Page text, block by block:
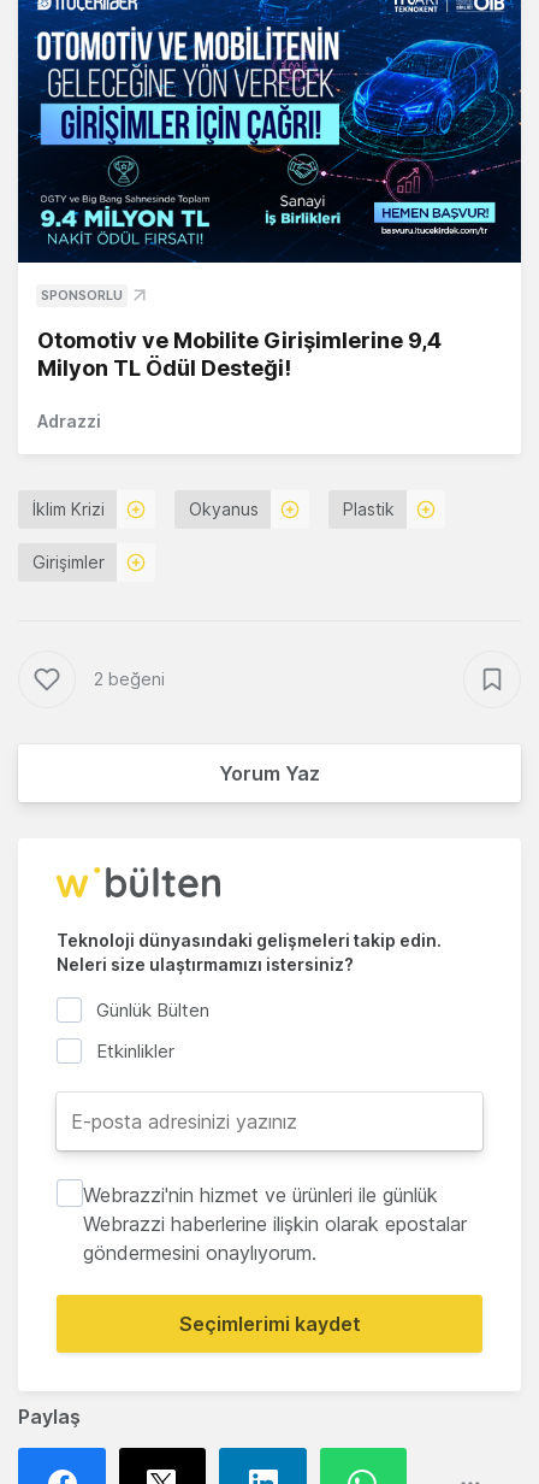
Paylaş
SPONSORLU
Otomotiv ve Mobilite Girişimlerine 9,4
Milyon TL Ödül Desteği!
Adrazzi
İklim Krizi Okyanus Plastik
Girişimler
2 beğeni
Yorum Yaz
Teknoloji dünyasındaki gelişmeleri takip edin.
Neleri size ulaştırmamızı istersiniz?
Günlük Bülten
Etkinlikler
Webrazzi'nin hizmet ve ürünleri ile günlük
Webrazzi haberlerine ilişkin olarak epostalar
göndermesini onaylıyorum.
Seçimlerimi kaydet